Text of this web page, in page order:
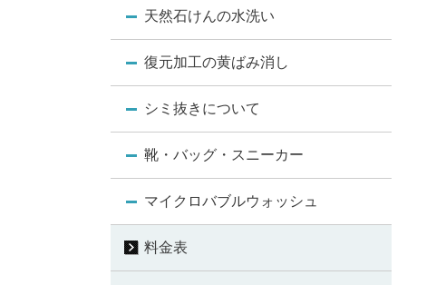
天然石けんの水洗い
復元加工の黄ばみ消し
シミ抜きについて
靴・バッグ・スニーカー
マイクロバブルウォッシュ
料金表